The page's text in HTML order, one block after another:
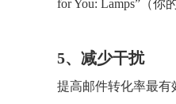
for You: Lamps”（
5、减少干扰
提高邮件转化率最有